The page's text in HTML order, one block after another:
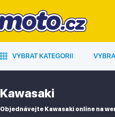
VYBRAT KATEGORII
Kawasaki
Objednávejte Kawasaki online na